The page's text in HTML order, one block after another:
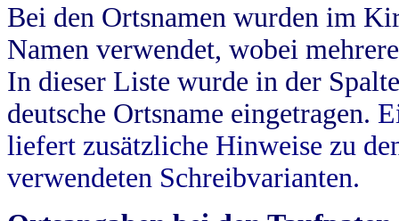
Bei den Ortsnamen wurden im
Namen verwendet, wobei
In dieser Liste wurde in der
deutsche Ortsname eingetragen.
liefert zusätzliche Hinweise zu
verwendeten Schreibvarianten.